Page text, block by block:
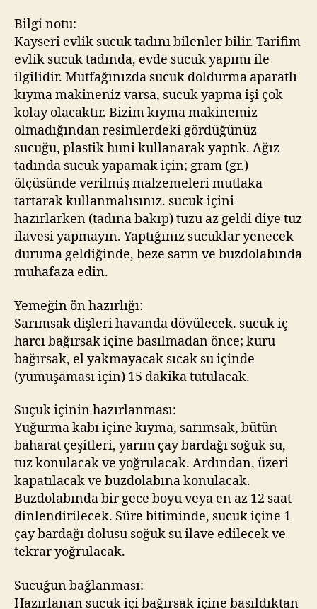
Bilgi notu:
Kayseri evlik sucuk tadını bilenler bilir. Tarifim
evlik sucuk tadında, evde sucuk yapımı ile
ilgilidir. Mutfağınızda sucuk doldurma aparatlı
kıyma makineniz varsa, sucuk yapma işi çok
kolay olacaktır. Bizim kıyma makinemiz
olmadığından resimlerdeki gördüğünüz
sucuğu, plastik huni kullanarak yaptık. Ağız
tadında sucuk yapamak için; gram (gr.)
ölçüsünde verilmiş malzemeleri mutlaka
tartarak kullanmalısınız. sucuk içini
hazırlarken (tadına bakıp) tuzu az geldi diye tuz
ilavesi yapmayın. Yaptığınız sucuklar yenecek
duruma geldiğinde, beze sarın ve buzdolabında
muhafaza edin.
Yemeğin ön hazırlığı:
Sarımsak dişleri havanda dövülecek. sucuk iç
harcı bağırsak içine basılmadan önce; kuru
bağırsak, el yakmayacak sıcak su içinde
(yumuşaması için) 15 dakika tutulacak.
Suçuk içinin hazırlanması:
Yuğurma kabı içine kıyma, sarımsak, bütün
baharat çeşitleri, yarım çay bardağı soğuk su,
tuz konulacak ve yoğrulacak. Ardından, üzeri
kapatılacak ve buzdolabına konulacak.
Buzdolabında bir gece boyu veya en az 12 saat
dinlendirilecek. Süre bitiminde, sucuk içine 1
çay bardağı dolusu soğuk su ilave edilecek ve
tekrar yoğrulacak.
Sucuğun bağlanması:
Hazırlanan sucuk içi bağırsak içine basıldıktan